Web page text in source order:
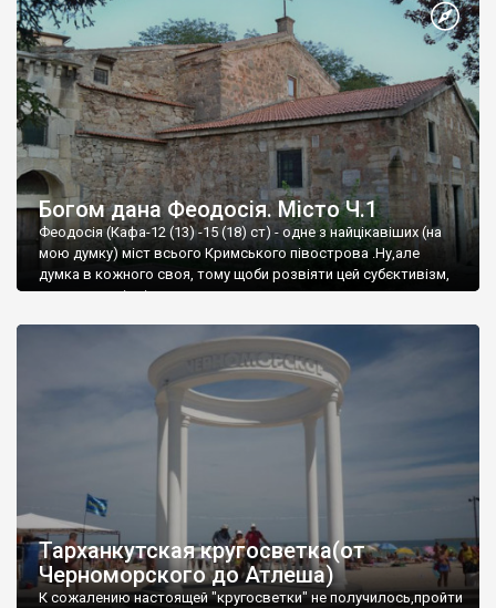
Богом дана Феодосія. Місто Ч.1
Феодосія (Кафа-12 (13) -15 (18) ст) - одне з найцікавіших (на
мою думку) міст всього Кримського півострова .Ну,але
думка в кожного своя, тому щоби розвіяти цей субєктивізм,
запрошую відвідати це
Тарханкутская кругосветка(от
Черноморского до Атлеша)
К сожалению настоящей "кругосветки" не получилось,пройти